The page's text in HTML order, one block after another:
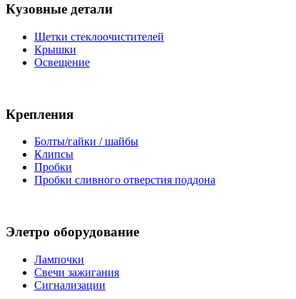
Кузовные детали
Щетки стеклоочистителей
Крышки
Освещение
Крепления
Болты/гайки / шайбы
Клипсы
Пробки
Пробки сливного отверстия поддона
Элетро оборудование
Лампочки
Свечи зажигания
Сигнализации